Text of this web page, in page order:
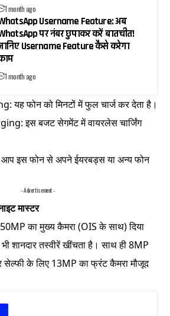
1 month ago
Username Feature: अब
पर नंबर छुपाकर करें बातचीत!
Username Feature कैसे करेगा
1 month ago
यह फोन को मिनटों में फुल चार्ज कर देता है।
इस बजट सेगमेंट में वायरलेस चार्जिंग
इस फोन से अपने ईयरबड्स या अन्य फोन
- Advertisement -
मास्टर
का मुख्य कैमरा (OIS के साथ) दिया
शानदार तस्वीरें खींचता है। साथ ही 8MP
सेल्फी के लिए 13MP का फ्रंट कैमरा मौजूद